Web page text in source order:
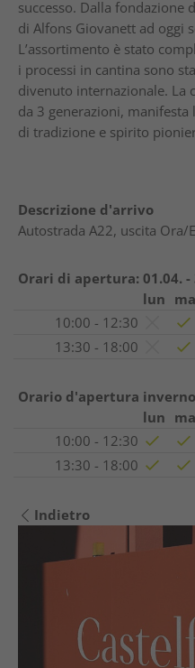
successo. Dalla fondazione
di Alfons Giovanett ad oggi
L’assortimento è stato
i processi in cantina sono
divenuto internazionale. La
da 3 generazioni, manifesta
di tradizione e spirito
Descrizione d'arrivo
Autostrada A22, uscita Ora/
Orari di apertura: 01.04. -
lun
10:00 - 12:30
13:30 - 18:00
Orario d'apertura
lun
10:00 - 12:30
13:30 - 18:00
Indietro